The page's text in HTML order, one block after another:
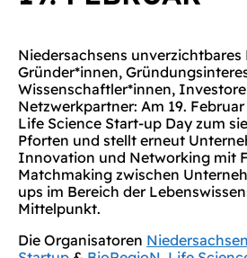
Niedersachsens unverzichtbares
Gründer*innen,
Wissenschaftler*innen,
Netzwerkpartner: Am 19.
Life Science Start-up Day zum
Pforten und stellt erneut
Innovation und Networking mit
Matchmaking zwischen
ups im Bereich der
Mittelpunkt.
Die Organisatoren